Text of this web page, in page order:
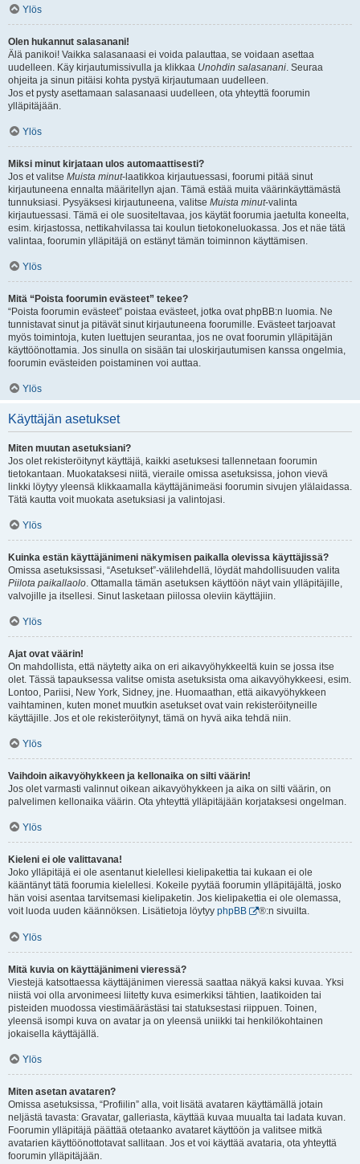
Ylös
Olen hukannut salasanani!
Älä panikoi! Vaikka salasanaasi ei voida palauttaa, se voidaan asettaa
uudelleen. Käy kirjautumissivulla ja klikkaa Unohdin salasanani. Seuraa
ohjeita ja sinun pitäisi kohta pystyä kirjautumaan uudelleen.
Jos et pysty asettamaan salasanaasi uudelleen, ota yhteyttä foorumin
ylläpitäjään.
Ylös
Miksi minut kirjataan ulos automaattisesti?
Jos et valitse Muista minut-laatikkoa kirjautuessasi, foorumi pitää sinut
kirjautuneena ennalta määritellyn ajan. Tämä estää muita väärinkäyttämästä
tunnuksiasi. Pysyäksesi kirjautuneena, valitse Muista minut-valinta
kirjautuessasi. Tämä ei ole suositeltavaa, jos käytät foorumia jaetulta koneelta,
esim. kirjastossa, nettikahvilassa tai koulun tietokoneluokassa. Jos et näe tätä
valintaa, foorumin ylläpitäjä on estänyt tämän toiminnon käyttämisen.
Ylös
Mitä “Poista foorumin evästeet” tekee?
“Poista foorumin evästeet” poistaa evästeet, jotka ovat phpBB:n luomia. Ne
tunnistavat sinut ja pitävät sinut kirjautuneena foorumille. Evästeet tarjoavat
myös toimintoja, kuten luettujen seurantaa, jos ne ovat foorumin ylläpitäjän
käyttöönottamia. Jos sinulla on sisään tai uloskirjautumisen kanssa ongelmia,
foorumin evästeiden poistaminen voi auttaa.
Ylös
Käyttäjän asetukset
Miten muutan asetuksiani?
Jos olet rekisteröitynyt käyttäjä, kaikki asetuksesi tallennetaan foorumin
tietokantaan. Muokataksesi niitä, vieraile omissa asetuksissa, johon vievä
linkki löytyy yleensä klikkaamalla käyttäjänimeäsi foorumin sivujen ylälaidassa.
Tätä kautta voit muokata asetuksiasi ja valintojasi.
Ylös
Kuinka estän käyttäjänimeni näkymisen paikalla olevissa käyttäjissä?
Omissa asetuksissasi, “Asetukset”-välilehdellä, löydät mahdollisuuden valita
Piilota paikallaolo. Ottamalla tämän asetuksen käyttöön näyt vain ylläpitäjille,
valvojille ja itsellesi. Sinut lasketaan piilossa oleviin käyttäjiin.
Ylös
Ajat ovat väärin!
On mahdollista, että näytetty aika on eri aikavyöhykkeeltä kuin se jossa itse
olet. Tässä tapauksessa valitse omista asetuksista oma aikavyöhykkeesi, esim.
Lontoo, Pariisi, New York, Sidney, jne. Huomaathan, että aikavyöhykkeen
vaihtaminen, kuten monet muutkin asetukset ovat vain rekisteröityneille
käyttäjille. Jos et ole rekisteröitynyt, tämä on hyvä aika tehdä niin.
Ylös
Vaihdoin aikavyöhykkeen ja kellonaika on silti väärin!
Jos olet varmasti valinnut oikean aikavyöhykkeen ja aika on silti väärin, on
palvelimen kellonaika väärin. Ota yhteyttä ylläpitäjään korjataksesi ongelman.
Ylös
Kieleni ei ole valittavana!
Joko ylläpitäjä ei ole asentanut kielellesi kielipakettia tai kukaan ei ole
kääntänyt tätä foorumia kielellesi. Kokeile pyytää foorumin ylläpitäjältä, josko
hän voisi asentaa tarvitsemasi kielipaketin. Jos kielipakettia ei ole olemassa,
voit luoda uuden käännöksen. Lisätietoja löytyy phpBB ®:n sivuilta.
Ylös
Mitä kuvia on käyttäjänimeni vieressä?
Viestejä katsottaessa käyttäjänimen vieressä saattaa näkyä kaksi kuvaa. Yksi
niistä voi olla arvonimeesi liitetty kuva esimerkiksi tähtien, laatikoiden tai
pisteiden muodossa viestimäärästäsi tai statuksestasi riippuen. Toinen,
yleensä isompi kuva on avatar ja on yleensä uniikki tai henkilökohtainen
jokaisella käyttäjällä.
Ylös
Miten asetan avataren?
Omissa asetuksissa, “Profiilin” alla, voit lisätä avataren käyttämällä jotain
neljästä tavasta: Gravatar, galleriasta, käyttää kuvaa muualta tai ladata kuvan.
Foorumin ylläpitäjä päättää otetaanko avataret käyttöön ja valitsee mitkä
avatarien käyttöönottotavat sallitaan. Jos et voi käyttää avataria, ota yhteyttä
foorumin ylläpitäjään.